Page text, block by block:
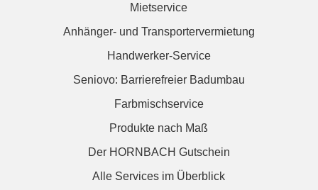
Mietservice
Anhänger- und Transportervermietung
Handwerker-Service
Seniovo: Barrierefreier Badumbau
Farbmischservice
Produkte nach Maß
Der HORNBACH Gutschein
Alle Services im Überblick